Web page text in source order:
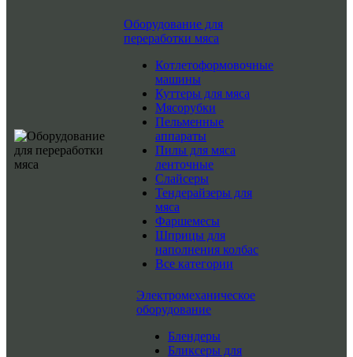
Оборудование для
переработки мяса
Котлетоформовочные
машины
Куттеры для мяса
Мясорубки
Пельменные
аппараты
Пилы для мяса
ленточные
Слайсеры
Тендерайзеры для
мяса
Фаршемесы
Шприцы для
наполнения колбас
Все категории
Электромеханическое
оборудование
Блендеры
Бликсеры для